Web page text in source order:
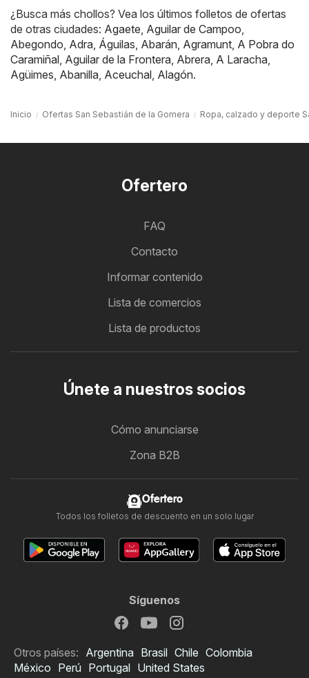
¿Busca más chollos? Vea los últimos folletos de ofertas
de otras ciudades: Agaete, Aguilar de Campoo,
Abegondo, Adra, Águilas, Abarán, Agramunt, A Pobra do
Caramiñal, Aguilar de la Frontera, Abrera, A Laracha,
Agüimes, Abanilla, Aceuchal, Alagón.
Inicio Ofertas San Sebastián de la Gomera Ropa, calzado y deporte
Ofertero
FAQ
Contacto
Informar contenido
Lista de comercios
Lista de productos
Únete a nuestros socios
Cómo anunciarse
Zona B2B
Ofertero
Todos los folletos de descuento en un solo lugar
Síguenos
Otros países: Argentina Brasil Chile Colombia
México Perú Portugal United States